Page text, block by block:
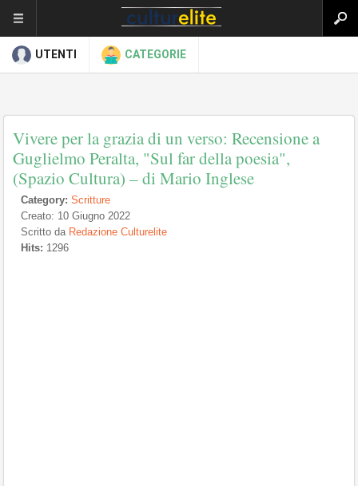
UTENTI CATEGORIE
Vivere per la grazia di un verso: Recensione a
Guglielmo Peralta, "Sul far della poesia",
(Spazio Cultura) – di Mario Inglese
Category: Scritture
Creato: 10 Giugno 2022
Scritto da Redazione Culturelite
Hits: 1296